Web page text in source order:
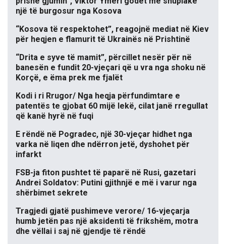
një të burgosur nga Kosova
“Kosova të respektohet”, reagojnë mediat në Kiev
për heqjen e flamurit të Ukrainës në Prishtinë
“Drita e syve të mamit”, përcillet nesër për në
banesën e fundit 20-vjeçari që u vra nga shoku në
Korçë, e ëma prek me fjalët
Kodi i ri Rrugor/ Nga heqja përfundimtare e
patentës te gjobat 60 mijë lekë, cilat janë rregullat
që kanë hyrë në fuqi
E rëndë në Pogradec, një 30-vjeçar hidhet nga
varka në liqen dhe ndërron jetë, dyshohet për
infarkt
FSB-ja fiton pushtet të paparë në Rusi, gazetari
Andrei Soldatov: Putini gjithnjë e më i varur nga
shërbimet sekrete
Tragjedi gjatë pushimeve verore/ 16-vjeçarja
humb jetën pas një aksidenti të frikshëm, motra
dhe vëllai i saj në gjendje të rëndë